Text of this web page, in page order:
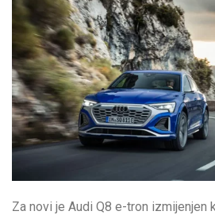
Za novi je Audi Q8 e-tron izmijenjen